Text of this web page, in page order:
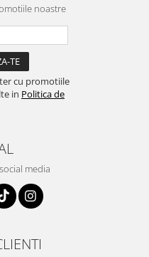
noastre
cu promotiile
in Politica de
media